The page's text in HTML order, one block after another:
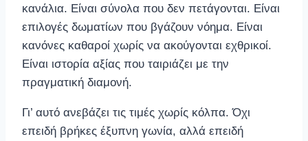
κανάλια. Είναι σύνολα που δεν πετάγονται. Είναι
επιλογές δωματίων που βγάζουν νόημα. Είναι
κανόνες καθαροί χωρίς να ακούγονται εχθρικοί.
Είναι ιστορία αξίας που ταιριάζει με την
πραγματική διαμονή.
Γι’ αυτό ανεβάζει τις τιμές χωρίς κόλπα. Όχι
επειδή βρήκες έξυπνη γωνία, αλλά επειδή